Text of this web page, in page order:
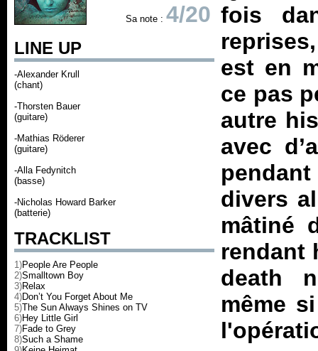
Sa note : 4/20
LINE UP
-Alexander Krull
(chant)
-Thorsten Bauer
(guitare)
-Mathias Röderer
(guitare)
-Alla Fedynitch
(basse)
-Nicholas Howard Barker
(batterie)
TRACKLIST
1)People Are People
2)Smalltown Boy
3)Relax
4)Don’t You Forget About Me
5)The Sun Always Shines on TV
6)Hey Little Girl
7)Fade to Grey
8)Such a Shame
fois
est en
ce pas
autre
avec
divers
mâtiné
rendant
death
même